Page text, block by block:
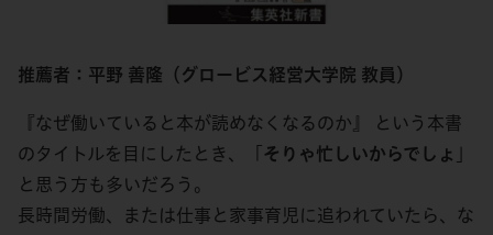
推薦者：平野 善隆（グロービス経営大学院 教員）
『なぜ働いていると本が読めなくなるのか』 という本書
のタイトルを目にしたとき、「
そりゃ忙しいからでしょ
と思う方も多いだろう。
長時間労働、または仕事と家事育児に追われていたら、な